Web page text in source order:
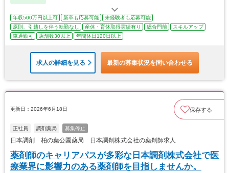
年収500万円以上可 新卒も応募可能
未経験者も応募可能
原則、引越しを伴う転勤なし
産休・育休取得実績有り 総合門前
スキルアップ
車通勤可
店舗数30以上 年間休日120日以上
求人の詳細を見る 最新の募集状況を問い合わせる
更新日：2026年6月18日 保存する
正社員 調剤薬局 募集停止
日本調剤 柏の葉公園薬局 日本調剤株式会社の薬剤師求人
薬剤師のキャリアパスが多彩な日本調剤株式会社で医
療業界に影響力のある薬剤師を目指しませんか。